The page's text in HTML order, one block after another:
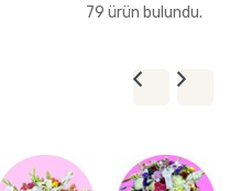
79 ürün bulundu.